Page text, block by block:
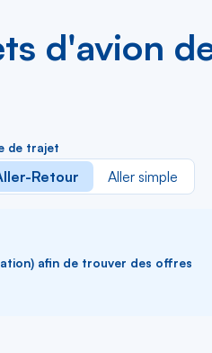
d'avion
de trajet
Retour Aller simple
afin de trouver des offres